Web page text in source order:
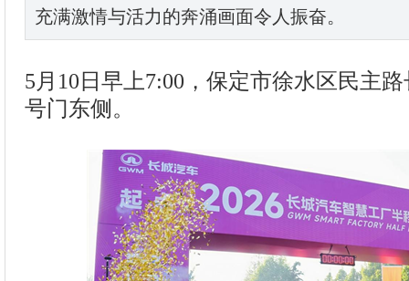
充满激情与活力的奔涌画面令人振奋。
5月10日早上7:00，保定市徐水区民主
号门东侧。